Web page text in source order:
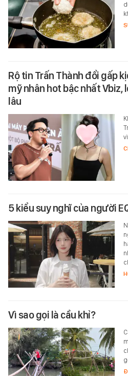
Rộ tin Trấn Thành đổi gấp
mỹ nhân hot bậc nhất
lâu
5 kiểu suy nghĩ của người
Vì sao gọi là cầu khỉ?